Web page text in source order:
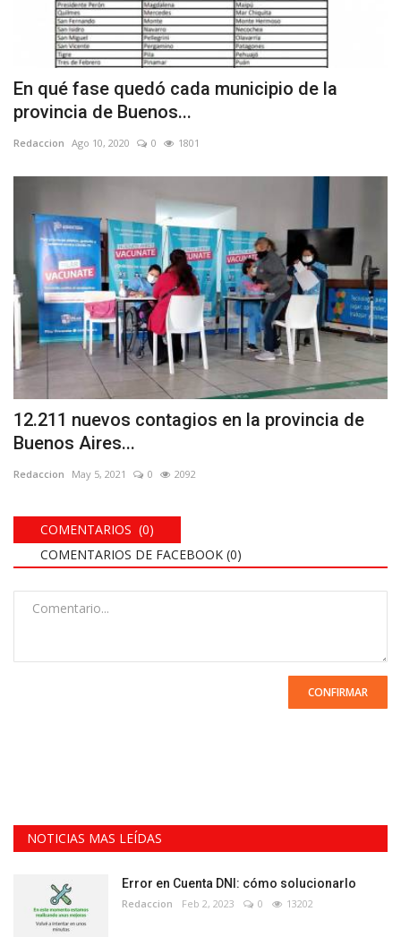
En qué fase quedó cada municipio de la
provincia de Buenos...
Redaccion Ago 10, 2020 0 1801
12.211 nuevos contagios en la provincia de
Buenos Aires...
Redaccion May 5, 2021 0 2092
COMENTARIOS (0)
COMENTARIOS DE FACEBOOK (0)
CONFIRMAR
NOTICIAS MAS LEÍDAS
Error en Cuenta DNI: cómo solucionarlo
Redaccion Feb 2, 2023 0 13202